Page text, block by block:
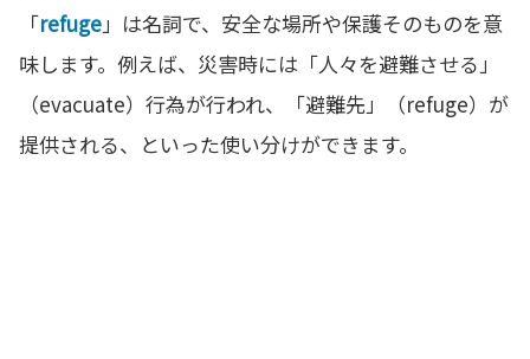
「refuge」は名詞で、安全な場所や保護そのものを意
味します。例えば、災害時には「人々を避難させる」
（evacuate）行為が行われ、「避難先」（refuge）が
提供される、といった使い分けができます。